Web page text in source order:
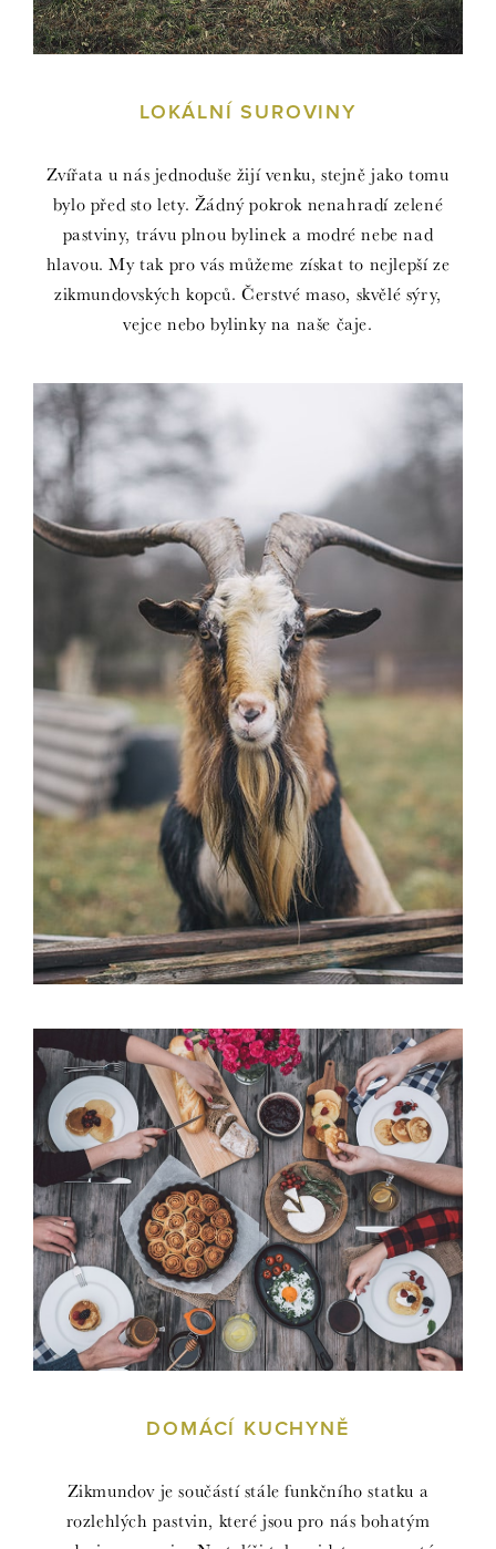
LOKÁLNÍ SUROVINY
Zvířata u nás jednoduše žijí venku, stejně jako tomu
bylo před sto lety. Žádný pokrok nenahradí zelené
pastviny, trávu plnou bylinek a modré nebe nad
hlavou. My tak pro vás můžeme získat to nejlepší ze
zikmundovských kopců. Čerstvé maso, skvělé sýry,
vejce nebo bylinky na naše čaje.
DOMÁCÍ KUCHYNĚ
Zikmundov je součástí stále funkčního statku a
rozlehlých pastvin, které jsou pro nás bohatým